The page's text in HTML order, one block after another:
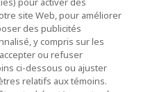
s.r.l.
| Ottawa | New York
site Web, pour améliorer
des publicités
y compris sur les
ou refuser
ci-dessous ou ajuster
relatifs aux témoins.